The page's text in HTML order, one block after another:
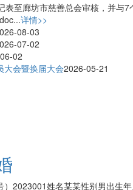
表至廊坊市慈善总会审核，并
详情>>
08-03
07-02
02
大会暨换届大会2026-05-21
2023001姓名某某性别男出生